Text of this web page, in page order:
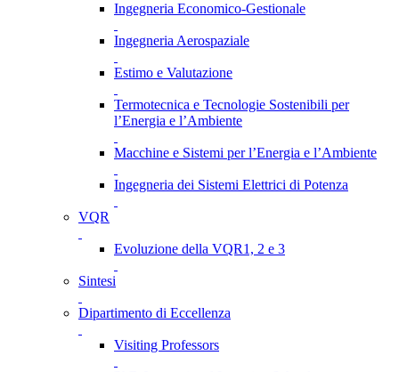
Ingegneria Economico-Gestionale
Ingegneria Aerospaziale
Estimo e Valutazione
Termotecnica e Tecnologie Sostenibili per
l’Energia e l’Ambiente
Macchine e Sistemi per l’Energia e l’Ambiente
Ingegneria dei Sistemi Elettrici di Potenza
VQR
Evoluzione della VQR1, 2 e 3
Sintesi
Dipartimento di Eccellenza
Visiting Professors